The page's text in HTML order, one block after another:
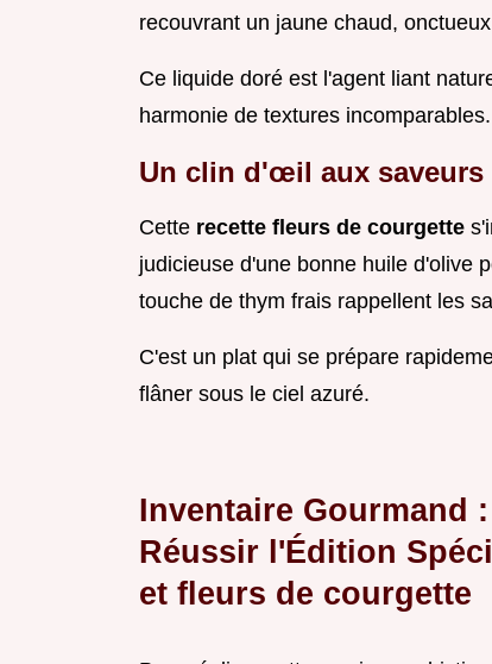
recouvrant un jaune chaud,
Ce liquide doré est l'agent liant
harmonie de textures incomparables.
Un clin d'œil aux saveurs
Cette recette fleurs de courgette
judicieuse d'une bonne huile d'olive
touche de thym frais rappellent les
C'est un plat qui se prépare
flâner sous le ciel azuré.
Inventaire Gourmand
Réussir l'Édition
et fleurs de courgette